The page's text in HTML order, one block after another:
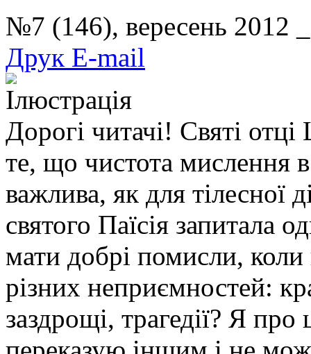
№7 (146), вересень
Друк E-mail
Ілюстрація
Дорогі читачі! Святі
те, що чистота мислення
важлива, як для тілесної
святого Паїсія запитала
мати добрі помисли,
різних неприємностей:
заздрощі, трагедії? Я